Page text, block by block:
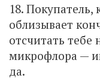
18.
облизывает
отсчитать
микрофлора —
да.